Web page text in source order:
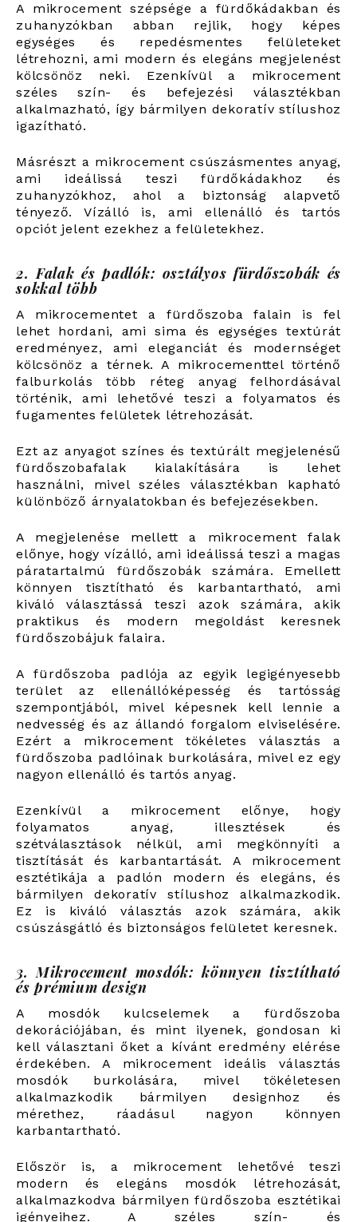
A mikrocement szépsége a fürdőkádakban és
zuhanyzókban abban rejlik, hogy képes
egységes és repedésmentes felületeket
létrehozni, ami modern és elegáns megjelenést
kölcsönöz neki. Ezenkívül a mikrocement
széles szín- és befejezési választékban
alkalmazható, így bármilyen dekoratív stílushoz
igazítható.
Másrészt a mikrocement csúszásmentes anyag,
ami ideálissá teszi fürdőkádakhoz és
zuhanyzókhoz, ahol a biztonság alapvető
tényező. Vízálló is, ami ellenálló és tartós
opciót jelent ezekhez a felületekhez.
2. Falak és padlók: osztályos fürdőszobák és
sokkal több
A mikrocementet a fürdőszoba falain is fel
lehet hordani, ami sima és egységes textúrát
eredményez, ami eleganciát és modernséget
kölcsönöz a térnek. A mikrocementtel történő
falburkolás több réteg anyag felhordásával
történik, ami lehetővé teszi a folyamatos és
fugamentes felületek létrehozását.
Ezt az anyagot színes és textúrált megjelenésű
fürdőszobafalak kialakítására is lehet
használni, mivel széles választékban kapható
különböző árnyalatokban és befejezésekben.
A megjelenése mellett a mikrocement falak
előnye, hogy vízálló, ami ideálissá teszi a magas
páratartalmú fürdőszobák számára. Emellett
könnyen tisztítható és karbantartható, ami
kiváló választássá teszi azok számára, akik
praktikus és modern megoldást keresnek
fürdőszobájuk falaira.
A fürdőszoba padlója az egyik legigényesebb
terület az ellenállóképesség és tartósság
szempontjából, mivel képesnek kell lennie a
nedvesség és az állandó forgalom elviselésére.
Ezért a mikrocement tökéletes választás a
fürdőszoba padlóinak burkolására, mivel ez egy
nagyon ellenálló és tartós anyag.
Ezenkívül a mikrocement előnye, hogy
folyamatos anyag, illesztések és
szétválasztások nélkül, ami megkönnyíti a
tisztítását és karbantartását. A mikrocement
esztétikája a padlón modern és elegáns, és
bármilyen dekoratív stílushoz alkalmazkodik.
Ez is kiváló választás azok számára, akik
csúszásgátló és biztonságos felületet keresnek.
3. Mikrocement mosdók: könnyen tisztítható
és prémium design
A mosdók kulcselemek a fürdőszoba
dekorációjában, és mint ilyenek, gondosan ki
kell választani őket a kívánt eredmény elérése
érdekében. A mikrocement ideális választás
mosdók burkolására, mivel tökéletesen
alkalmazkodik bármilyen designhoz és
mérethez, ráadásul nagyon könnyen
karbantartható.
Először is, a mikrocement lehetővé teszi
modern és elegáns mosdók létrehozását,
alkalmazkodva bármilyen fürdőszoba esztétikai
igényeihez. A széles szín- és